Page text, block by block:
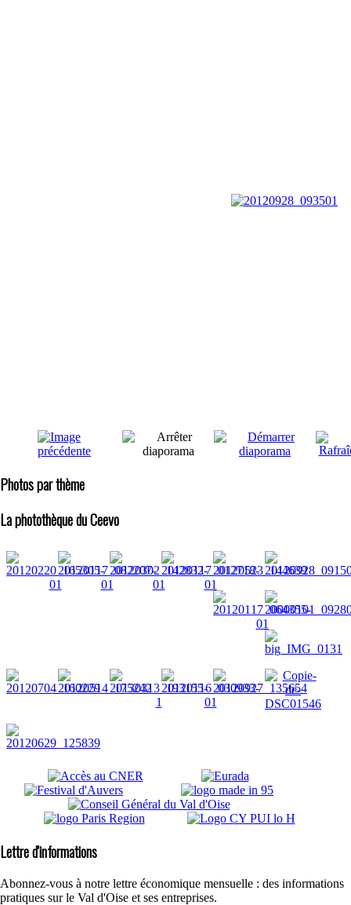
Photos par thème
La photothèque du Ceevo
Lettre d'informations
Abonnez-vous à notre lettre économique mensuelle : des informations
pratiques sur le Val d'Oise et ses entreprises.